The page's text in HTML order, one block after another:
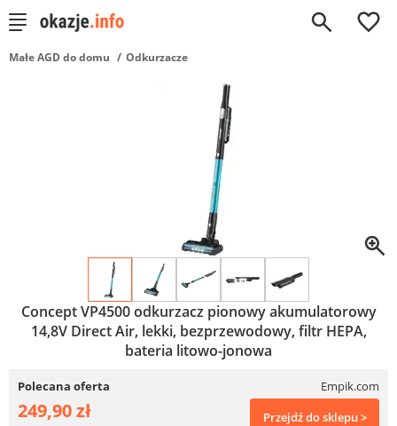
0
Małe AGD do domu Odkurzacze
Concept VP4500 odkurzacz pionowy akumulatorowy
14,8V Direct Air, lekki, bezprzewodowy, filtr HEPA,
bateria litowo-jonowa
Polecana oferta Empik.com
249,90 zł Przejdź do sklepu >